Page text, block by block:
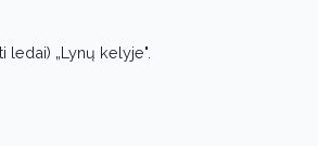
„Lynų kelyje".